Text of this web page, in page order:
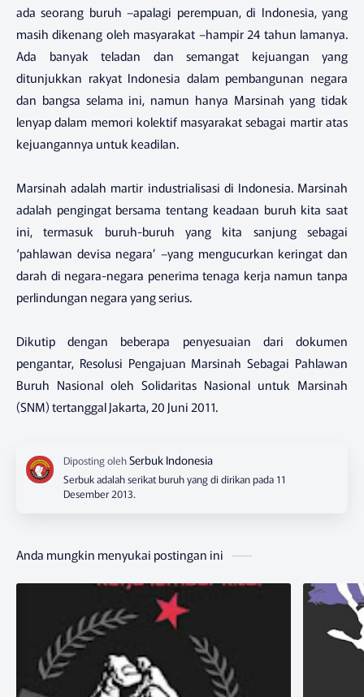
ada seorang buruh –apalagi perempuan, di Indonesia, yang
masih dikenang oleh masyarakat –hampir 24 tahun lamanya.
Ada banyak teladan dan semangat kejuangan yang
ditunjukkan rakyat Indonesia dalam pembangunan negara
dan bangsa selama ini, namun hanya Marsinah yang tidak
lenyap dalam memori kolektif masyarakat sebagai martir atas
kejuangannya untuk keadilan.
Marsinah adalah martir industrialisasi di Indonesia. Marsinah
adalah pengingat bersama tentang keadaan buruh kita saat
ini, termasuk buruh-buruh yang kita sanjung sebagai
‘pahlawan devisa negara’ –yang mengucurkan keringat dan
darah di negara-negara penerima tenaga kerja namun tanpa
perlindungan negara yang serius.
Dikutip dengan beberapa penyesuaian dari dokumen
pengantar, Resolusi Pengajuan Marsinah Sebagai Pahlawan
Buruh Nasional oleh Solidaritas Nasional untuk Marsinah
(SNM) tertanggal Jakarta, 20 Juni 2011.
Serbuk adalah serikat buruh yang di dirikan pada 11
Desember 2013.
Anda mungkin menyukai postingan ini